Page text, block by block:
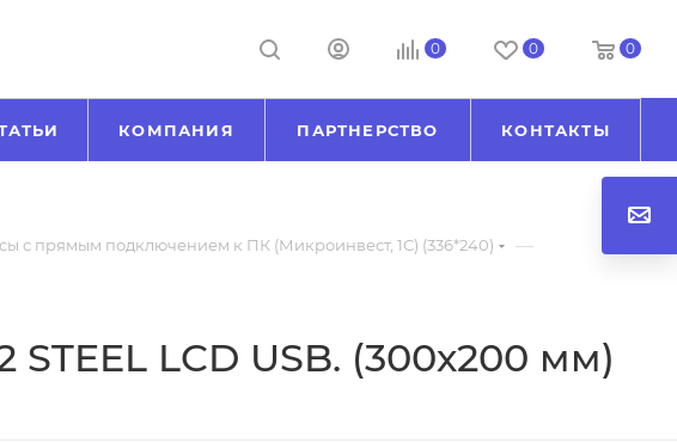
0 0 0
КОМПАНИЯ ПАРТНЕРСТВО КОНТАКТЫ
с прямым подключением к ПК (Микроинвест, 1С) (336*240) —
LCD USB. (300х200 мм)